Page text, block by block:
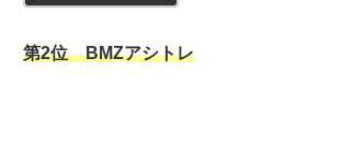
第2位 BMZアシトレ